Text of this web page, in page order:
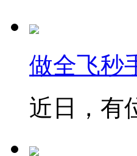
做全飞秒
近日，有